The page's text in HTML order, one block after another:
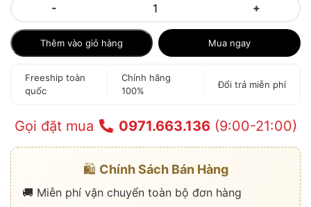
- +
Thêm vào giỏ hàng Mua ngay
Freeship toàn
quốc
Chính hãng
100%
Đổi trả miễn phí
Gọi đặt mua 0971.663.136(9:00-21:00)
🛍️ Chính Sách Bán Hàng
🚚 Miễn phí vận chuyển toàn bộ đơn hàng